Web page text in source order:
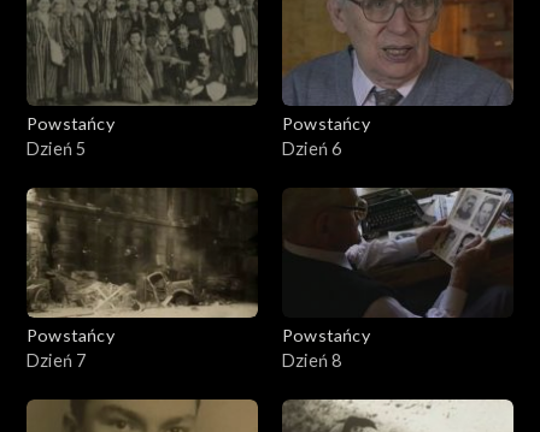
Powstańcy
Dzień 5
Powstańcy
Dzień 6
Powstańcy
Dzień 7
Powstańcy
Dzień 8